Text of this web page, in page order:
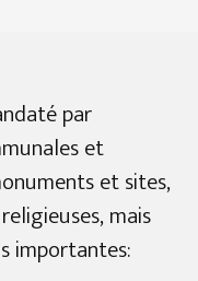
par
et
et sites,
mais
importantes: